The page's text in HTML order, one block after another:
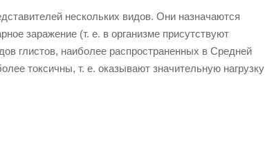
нескольких видов. Они назначаются
заражение (т. е. в организме присутствуют
глистов, наиболее распространенных в Средней
токсичны, т. е. оказывают значительную нагрузку